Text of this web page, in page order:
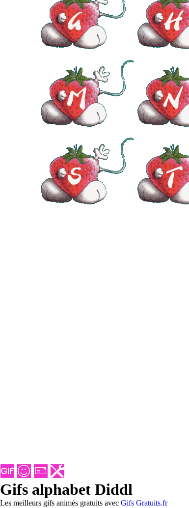
Gifs alphabet Diddl
Les meilleurs gifs animés gratuits avec Gifs Gratuits.fr